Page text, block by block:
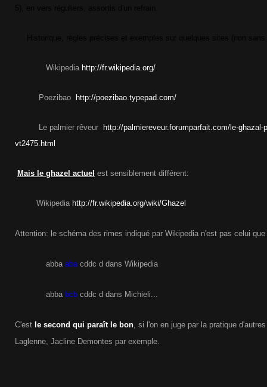
Wikipedia http://fr.wikipedia.org/
Poezibao http://poezibao.typepad.com/
Le palmier rêveur
http://palmiereveur.forumparfait.com/le-ghazal-
vt2475.html
Mais le ghazel actuel est sensiblement différent:
Wikipedia http://fr.wikipedia.org/wiki/Ghazel
Attention: le schéma des rimes indiqué par Wikipedia n'est pas celui
abba abacddc d dans Wikipedia
abba bcb cddc d dans Michieli...
C'est le second qui paraît le bon, si l'on en juge par la pratique
Laglenne, Jacline Demontes par exemple.